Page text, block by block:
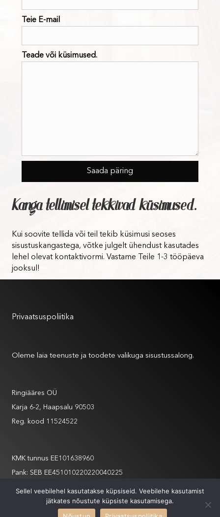
Teie E-mail
Teade või küsimused.
Kanga tellimisel tekkivad küsimused.
Kui soovite tellida või teil tekib küsimusi seoses
sisustuskangastega, võtke julgelt ühendust kasutades
lehel olevat kontaktivormi. Vastame Teile 1-3 tööpäeva
jooksul!
Privaatsuspoliitika
Oleme laia teenuste ja toodete valikuga sisustussalong.
Ringiääres OÜ
Karja 6-2, Haapsalu 90503
Reg. kood 11524522
KMK tunnus EE101638960
Pank: SEB EE451010220220040225
info@ringiaares.com
+372 508 6565
Sellel veebilehel kasutatakse küpsiseid. Veebilehe kasutamist
jätkates nõustute küpsiste kasutamisega.